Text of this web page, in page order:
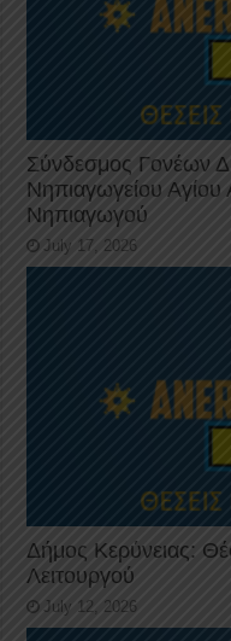
Σύνδεσμος Γονέων
Νηπιαγωγείου
Νηπιαγωγού
July 17, 2026
Δήμος Κερύνειας:
Λειτουργού
July 12, 2026